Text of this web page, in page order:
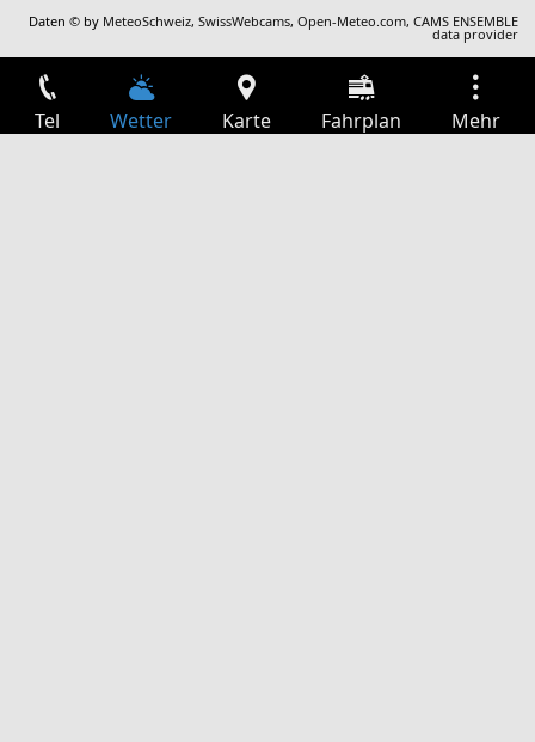
Daten © by MeteoSchweiz,SwissWebcams,Open-Meteo.com,CAMS ENSEMBLE
data provider
Tel Wetter Karte Fahrplan Mehr